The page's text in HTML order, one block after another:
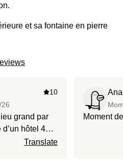
et sa fontaine en pierre
10
grand par
hôtel 4
hésiterTranslate
Moment